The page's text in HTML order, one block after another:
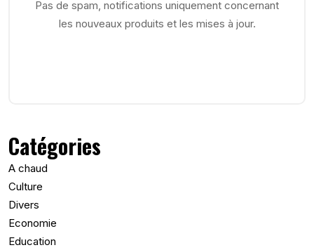
Pas de spam, notifications uniquement concernant
les nouveaux produits et les mises à jour.
Catégories
A chaud
Culture
Divers
Economie
Education